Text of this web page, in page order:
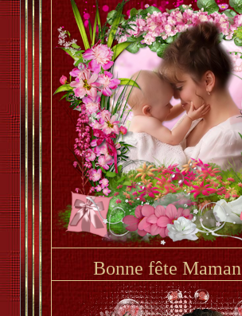
Bonne fête Maman